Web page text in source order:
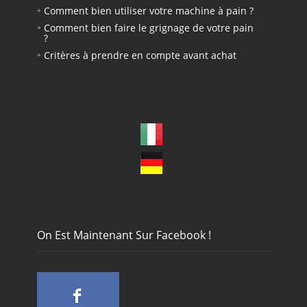
Comment bien utiliser votre machine à pain ?
Comment bien faire le grignage de votre pain
?
Critères à prendre en compte avant achat
On Est Maintenant Sur Facebook !